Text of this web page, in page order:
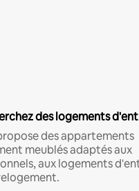
des logements
des appartements
meublés adaptés aux
aux logements